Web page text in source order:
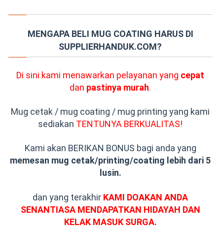
MENGAPA BELI MUG COATING HARUS DI
SUPPLIERHANDUK.COM?
Di sini kami menawarkan pelayanan yang cepat
dan pastinya murah.
Mug cetak / mug coating / mug printing yang kami
sediakan TENTUNYA BERKUALITAS!
Kami akan BERIKAN BONUS bagi anda yang
memesan mug cetak/printing/coating lebih dari 5
lusin.
dan yang terakhir KAMI DOAKAN ANDA
SENANTIASA MENDAPATKAN HIDAYAH DAN
KELAK MASUK SURGA.